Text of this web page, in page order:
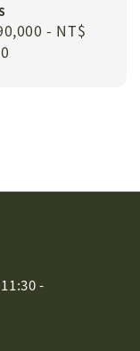
- NT$
-